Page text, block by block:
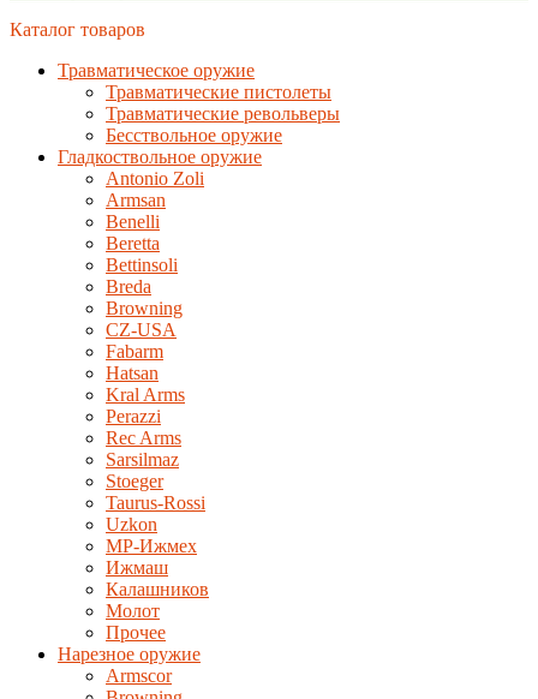
Каталог товаров
Травматическое оружие
Травматические пистолеты
Травматические револьверы
Бесствольное оружие
Гладкоствольное оружие
Antonio Zoli
Armsan
Benelli
Beretta
Bettinsoli
Breda
Browning
CZ-USA
Fabarm
Hatsan
Kral Arms
Perazzi
Rec Arms
Sarsilmaz
Stoeger
Taurus-Rossi
Uzkon
MP-Ижмех
Ижмаш
Калашников
Молот
Прочее
Нарезное оружие
Armscor